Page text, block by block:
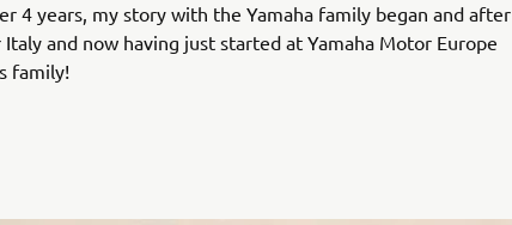
4 years, my story with the Yamaha family began and after
and now having just started at Yamaha Motor Europe
family!